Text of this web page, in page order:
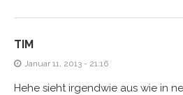
TIM
Januar 11, 2013 - 21:16
Hehe sieht irgendwie aus wie in